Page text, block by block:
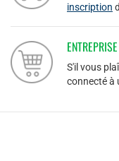
inscription
S'il vous
connecté à